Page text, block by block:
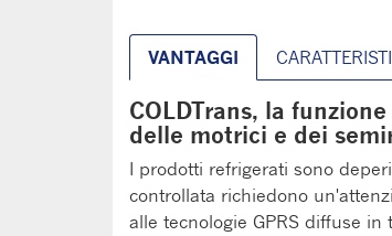
VANTAGGI
COLDTrans, la
delle motrici e dei
I prodotti refrigerati sono
controllata richiedono
alle tecnologie GPRS diffuse